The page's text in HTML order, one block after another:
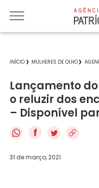
INÍCIO MULHERES DE OLHO
Lançamento
o reluzir dos
– Disponível
f
31 de março, 2021